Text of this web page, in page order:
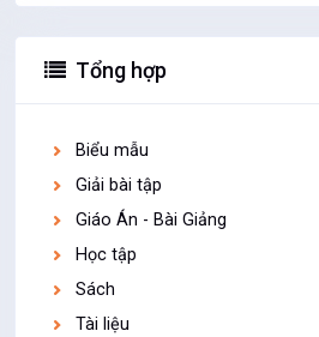
Tổng hợp
Biểu mẫu
Giải bài tập
Giáo Án - Bài Giảng
Học tập
Sách
Tài liệu